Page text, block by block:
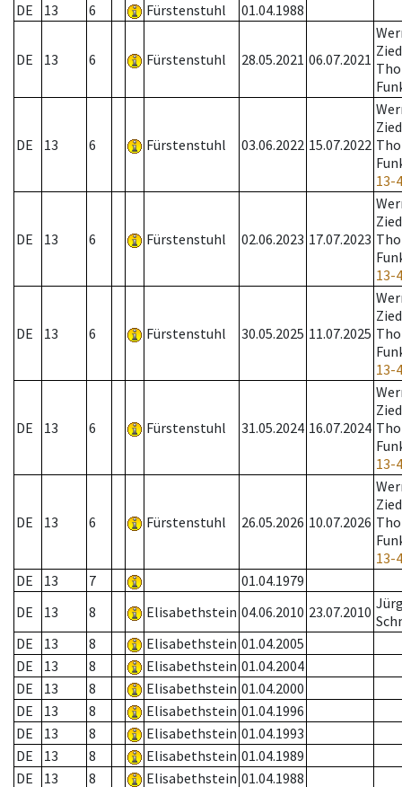
DE
13 6 Fürstenstuhl 01.04.1988
DE 13 6 Fürstenstuhl 28.05.2021 06.07.2021
DE 13 6 Fürstenstuhl 03.06.2022 15.07.2022
13-
DE 13 6 Fürstenstuhl 02.06.2023 17.07.2023
13-
DE 13 6 Fürstenstuhl 30.05.2025 11.07.2025
13-
DE 13 6 Fürstenstuhl 31.05.2024 16.07.2024
13-
DE 13 6 Fürstenstuhl 26.05.2026 10.07.2026
13-
DE
13 7
01.04.1979
DE
13 8 Elisabethstein 04.06.2010 23.07.2010
DE
13 8 Elisabethstein 01.04.2005
DE
13 8 Elisabethstein 01.04.2004
DE
13 8 Elisabethstein 01.04.2000
DE
13 8 Elisabethstein 01.04.1996
DE
13 8 Elisabethstein 01.04.1993
DE
13 8 Elisabethstein 01.04.1989
DE
13 8 Elisabethstein 01.04.1988